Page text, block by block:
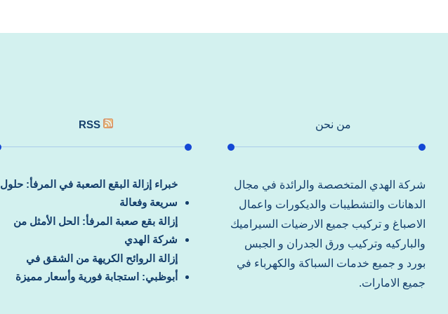
من نحن
شركة الهدي المتخصصة والرائدة في مجال
الدهانات والتشطيبات والديكورات واعمال
الاصباغ و تركيب جميع الارضيات السيراميك
والباركيه وتركيب ورق الجدران و الجبس
بورد و جميع خدمات السباكة والكهرباء في
جميع الامارات.
RSS
خبراء إزالة البقع الصعبة في المرفأ: حلول
سريعة وفعالة
إزالة بقع صعبة المرفأ: الحل الأمثل من
شركة الهدي
إزالة الروائح الكريهة من الشقق في
أبوظبي: استجابة فورية وأسعار مميزة